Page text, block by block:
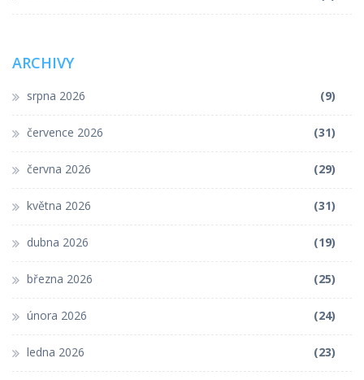
ARCHIVY
srpna 2026 (9)
července 2026 (31)
června 2026 (29)
května 2026 (31)
dubna 2026 (19)
března 2026 (25)
února 2026 (24)
ledna 2026 (23)